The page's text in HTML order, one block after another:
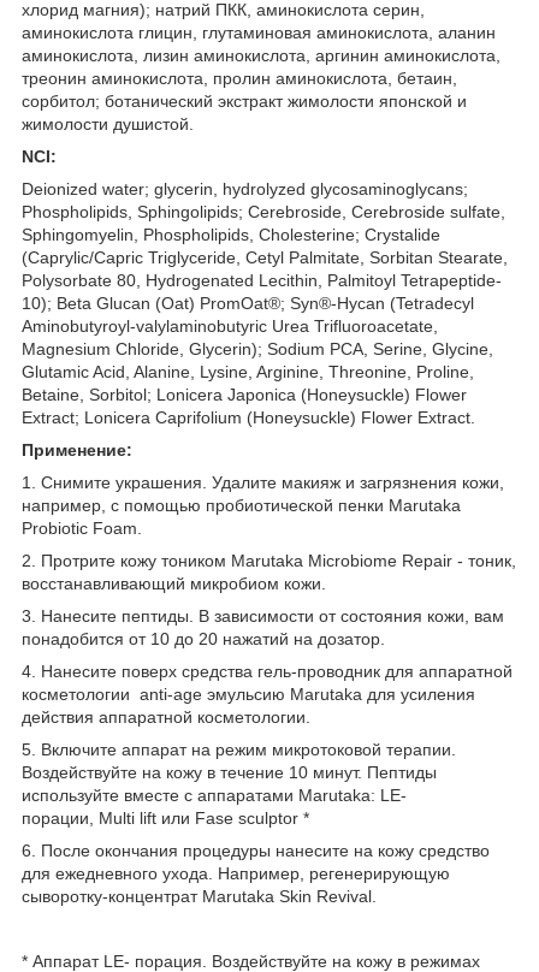
хлорид магния); натрий ПКК, аминокислота серин,
аминокислота глицин, глутаминовая аминокислота, аланин
аминокислота, лизин аминокислота, аргинин аминокислота,
треонин аминокислота, пролин аминокислота, бетаин,
сорбитол; ботанический экстракт жимолости японской и
жимолости душистой.
NCI:
Deionized water; glycerin, hydrolyzed glycosaminoglycans;
Phospholipids, Sphingolipids; Cerebroside, Cerebroside sulfate,
Sphingomyelin, Phospholipids, Cholesterine; Crystalide
(Caprylic/Capric Triglyceride, Cetyl Palmitate, Sorbitan Stearate,
Polysorbate 80, Hydrogenated Lecithin, Palmitoyl Tetrapeptide-
10); Beta Glucan (Oat) PromOat®; Syn®-Hycan (Tetradecyl
Aminobutyroyl-valylaminobutyric Urea Trifluoroacetate,
Magnesium Chloride, Glycerin); Sodium PCA, Serine, Glycine,
Glutamic Acid, Alanine, Lysine, Arginine, Threonine, Proline,
Betaine, Sorbitol; Lonicera Japonica (Honeysuckle) Flower
Extract; Lonicera Caprifolium (Honeysuckle) Flower Extract.
Применение:
1. Снимите украшения. Удалите макияж и загрязнения кожи,
например, с помощью пробиотической пенки Marutaka
Probiotic Foam.
2. Протрите кожу тоником Marutaka Microbiome Repair - тоник,
восстанавливающий микробиом кожи.
3. Нанесите пептиды. В зависимости от состояния кожи, вам
понадобится от 10 до 20 нажатий на дозатор.
4. Нанесите поверх средства гель-проводник для аппаратной
косметологии anti-age эмульсию Marutaka для усиления
действия аппаратной косметологии.
5. Включите аппарат на режим микротоковой терапии.
Воздействуйте на кожу в течение 10 минут. Пептиды
используйте вместе с аппаратами Marutaka: LE-
порации, Multi lift или Fase sculptor *
6. После окончания процедуры нанесите на кожу средство
для ежедневного ухода. Например, регенерирующую
сыворотку-концентрат Marutaka Skin Revival.
* Аппарат LE- порация. Воздействуйте на кожу в режимах